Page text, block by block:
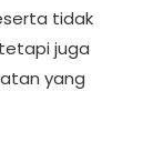
tidak
juga
yang